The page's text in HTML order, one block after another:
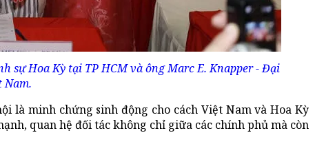
sự Hoa Kỳ tại TP HCM và ông Marc E. Knapper - Đại
Nam.
là minh chứng sinh động cho cách Việt Nam và Hoa Kỳ
quan hệ đối tác không chỉ giữa các chính phủ mà còn